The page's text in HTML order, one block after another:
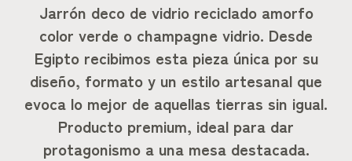
Jarrón deco de vidrio reciclado amorfo
color verde o champagne vidrio. Desde
Egipto recibimos esta pieza única por su
diseño, formato y un estilo artesanal que
evoca lo mejor de aquellas tierras sin igual.
Producto premium, ideal para dar
protagonismo a una mesa destacada.